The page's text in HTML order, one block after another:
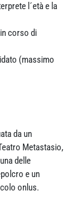
l´età e la
corso di
(massimo
da un
Metastasio,
delle
e un
onlus.